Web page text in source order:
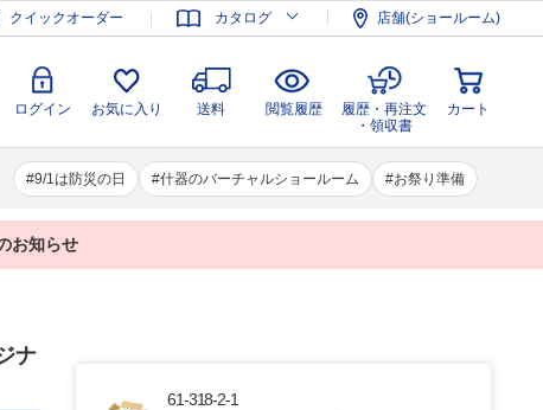
クイックオーダー カタログ 店舗(ショールーム)
ログイン お気に入り 送料 閲覧履歴
履歴・再注文
・領収書
カート
9/1は防災の日 什器のバーチャルショールーム お祭り準備
登録 ログイン お気に入り 送料 閲覧履歴
履歴・再注文
・領収書
カート
お知らせ
ナ
61-318-2-1